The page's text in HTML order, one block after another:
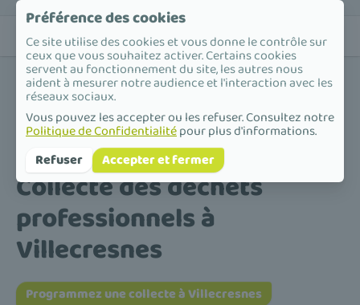
Accueil /Collecte des déchets professionnels /Île-de-France /
Val-de-Marne / Villecresnes
Collecte des déchets
professionnels à
Villecresnes
Programmez une collecte à Villecresnes
Préférence des cookies
Ce site utilise des cookies et vous donne le contrôle sur
ceux que vous souhaitez activer. Certains cookies
servent au fonctionnement du site, les autres nous
aident à mesurer notre audience et l'interaction avec les
réseaux sociaux.
Vous pouvez les accepter ou les refuser. Consultez notre
Politique de Confidentialitépour plus d'informations.
Refuser
Accepter et fermer